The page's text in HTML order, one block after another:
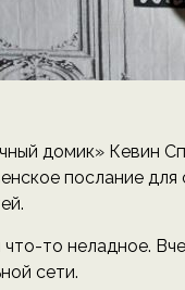
домик» Кевин
послание
что-то неладное.
сети.